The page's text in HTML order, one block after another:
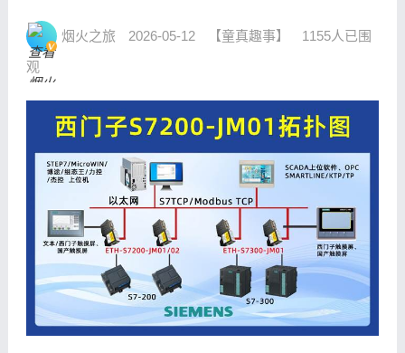
烟火之旅 2026-05-12 【童真趣事】
1155人已围
观